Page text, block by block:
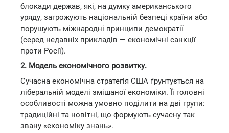
блокади держав, які, на думку американського
уряду, загрожують національній безпеці країни або
порушують міжнародні принципи демократії
(серед недавніх прикладів — економічні санкції
проти Росії).
2. Модель економічного розвитку.
Сучасна економічна стратегія США ґрунтується на
ліберальній моделі змішаної економіки. Її головні
особливості можна умовно поділити на дві групи:
традиційні та новітні, що формують сучасну так
звану «економіку знань».